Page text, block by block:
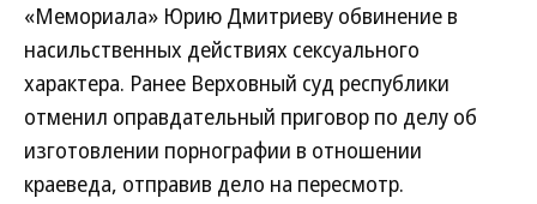
«Мемориала» Юрию Дмитриеву обвинение в
насильственных действиях сексуального
характера. Ранее Верховный суд республики
отменил оправдательный приговор по делу об
изготовлении порнографии в отношении
краеведа, отправив дело на пересмотр.